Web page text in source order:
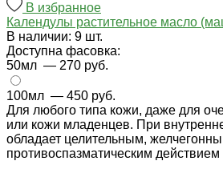
В избранное
Календулы растительное масло
В наличии: 9 шт.
Доступна фасовка:
50мл — 270 руб.
100мл — 450 руб.
Для любого типа кожи, даже для
или кожи младенцев. При
обладает целительным,
противоспазматическим действием